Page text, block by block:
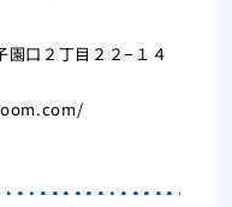
園口２丁目２２−１４